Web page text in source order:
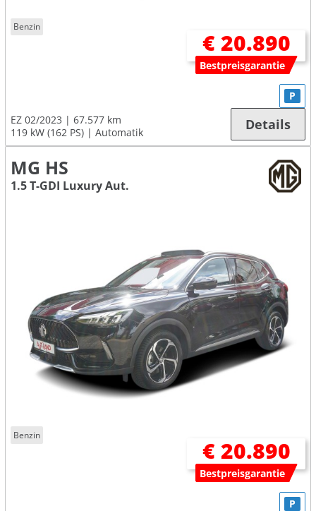
Benzin
€ 20.890
Bestpreisgarantie
EZ 02/2023
67.577 km
119 kW (162 PS)
Automatik
P
Details
MG HS
1.5 T-GDI Luxury Aut.
Benzin
€ 20.890
Bestpreisgarantie
P